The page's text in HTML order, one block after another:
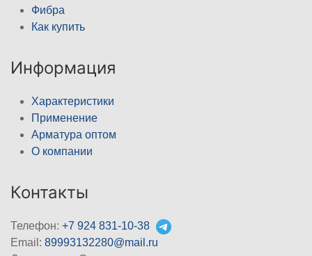
Фибра
Как купить
Информация
Характеристики
Применение
Арматура оптом
О компании
Контакты
Телефон: +7 924 831-10-38
Email: 89993132280@mail.ru